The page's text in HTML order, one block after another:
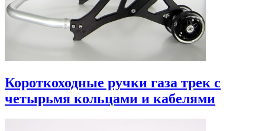
Короткоходные ручки газа трек с
четырьмя кольцами и кабелями